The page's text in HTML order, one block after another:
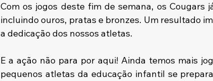
Com os jogos deste fim de semana, os Cougars
incluindo ouros, pratas e bronzes. Um resultado
a dedicação dos nossos atletas.
E a ação não para por aqui! Ainda temos mais
pequenos atletas da educação infantil se